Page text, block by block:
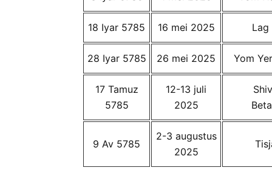
18 Iyar 5785 16 mei 2025 Lag
28 Iyar 5785 26 mei 2025 Yom
17 Tamuz
5785
12-13 juli
2025
9 Av 5785
2-3 augustus
2025